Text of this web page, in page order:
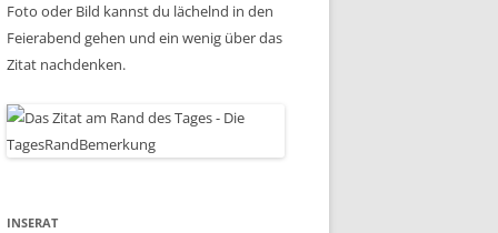
Foto oder Bild kannst du lächelnd in den
Feierabend gehen und ein wenig über das
Zitat nachdenken.
INSERAT